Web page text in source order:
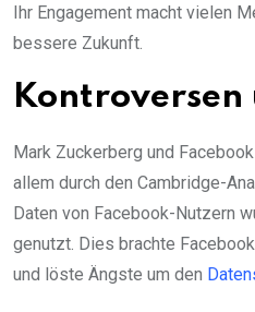
Ihr Engagement macht vielen
bessere Zukunft.
Mark Zuckerberg und
allem durch den Cambridge-
Daten von Facebook-Nutzern
genutzt. Dies brachte
und löste Ängste um den